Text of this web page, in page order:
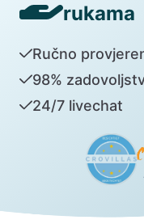
rukama
Ručno
98%
24/7 livechat